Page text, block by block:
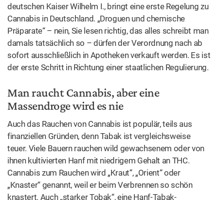
Man raucht Cannabis, aber eine
Massendroge wird es nie
Auch das Rauchen von Cannabis ist populär, teils aus
finanziellen Gründen, denn Tabak ist vergleichsweise
ihnen kultivierten Hanf mit niedrigem Gehalt an THC.
Cannabis zum Rauchen wird „Kraut“, „Orient“ oder
„Knaster“ genannt, weil er beim Verbrennen so schön
knastert. Auch „starker Tobak“, eine Hanf-Tabak-
Mischung, findet viele Anhänger. Sie wird in Tabakläden
verkauft, in Österreich Trafiken genannt. Die Tabakdosen
dieser Zeit sind oft mit Rauchsprüchen dekoriert wie zum
Beispiel „Misch nicht Orient mit Bier, sonst werden Deine
Träume wirr“.